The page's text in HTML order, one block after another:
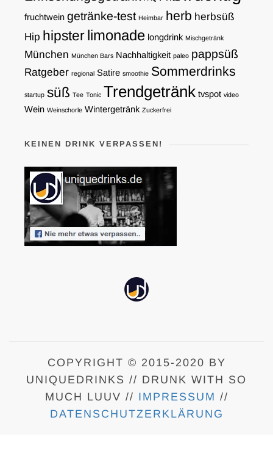
fruchtwein getränke-test Heimbar herb herbsüß
Hip hipsterlimonade longdrink Mischgetränk
München München Bars Nachhaltigkeit paleo pappsüß
Ratgeber regional Satire smoothie Sommerdrinks
startup süß Tee Tonic Trendgetränk tvspot video
Wein Weinschorle Wintergetränk Zuckerfrei
KEINEN DRINK VERPASSEN!
COPYRIGHT © 2015-2020 BY
UNIQUEDRINKS // DRUNK WITH SO
MUCH LUUV // IMPRESSUM //
DATENSCHUTZERKLÄRUNG